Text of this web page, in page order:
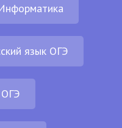
язык ОГЭ